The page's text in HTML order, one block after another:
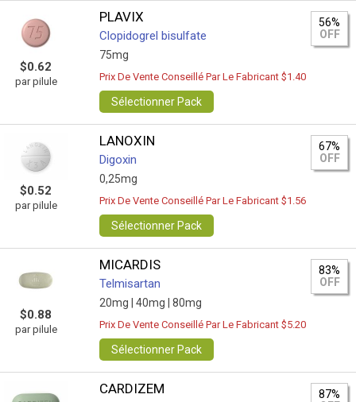
$0.62
par pilule
PLAVIX
Clopidogrel bisulfate
75mg
56%
OFF
Prix De Vente Conseillé Par Le Fabricant $1.40
Sélectionner Pack
$0.52
par pilule
LANOXIN
Digoxin
0,25mg
67%
OFF
Prix De Vente Conseillé Par Le Fabricant $1.56
Sélectionner Pack
$0.88
par pilule
MICARDIS
Telmisartan
20mg | 40mg | 80mg
83%
OFF
Prix De Vente Conseillé Par Le Fabricant $5.20
Sélectionner Pack
CARDIZEM
87%